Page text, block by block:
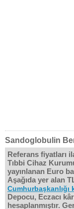
Sandoglobulin
Referans fiyatları
Tıbbi Cihaz
yayınlanan Euro
Aşağıda yer alan
Cumhurbaşkanlığı
Depocu, Eczacı
hesaplanmıştır.